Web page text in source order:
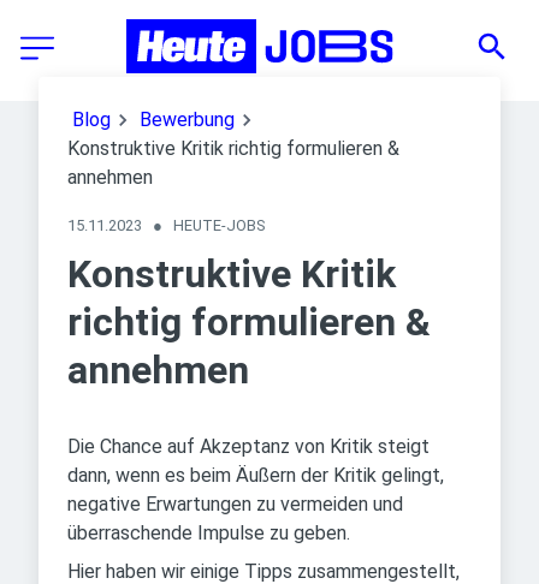
Blog
Bewerbung
Konstruktive Kritik richtig formulieren &
annehmen
15.11.2023 ● HEUTE-JOBS
Konstruktive Kritik
richtig formulieren &
annehmen
Die Chance auf Akzeptanz von Kritik steigt
dann, wenn es beim Äußern der Kritik gelingt,
negative Erwartungen zu vermeiden und
überraschende Impulse zu geben.
Hier haben wir einige Tipps zusammengestellt,